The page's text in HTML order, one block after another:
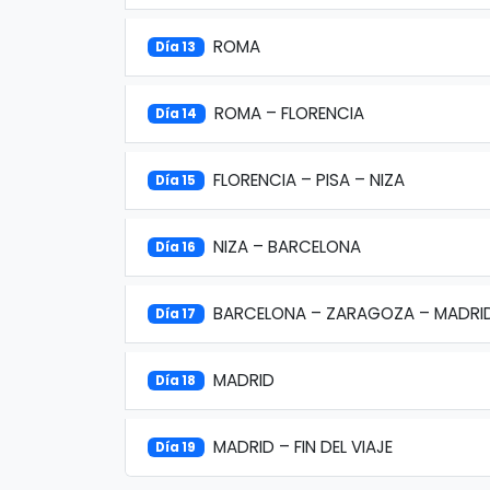
Día 13 ROMA
Día 14 ROMA – FLORENCIA
Día 15 FLORENCIA – PISA – NIZA
Día 16 NIZA – BARCELONA
Día 17 BARCELONA – ZARAGOZA –
Día 18 MADRID
Día 19 MADRID – FIN DEL VIAJE